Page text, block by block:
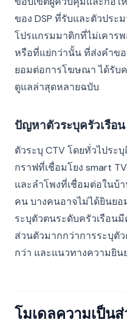
ของ DSP ที่รับและตัวประ
โปรแกรมมาติกที่ไม่เคาร
หรือที่แย่กว่านั้น ที่ส่งคำข
ยอมต่อการโฆษณา ได้รับ
ดูแลล่าสุดหลายฉบับ
ปัญหาตัวระบุครัวเรือน
ตัวระบุ CTV โดยทั่วไประ
กราฟที่เชื่อมโยง smart
และลำโพงที่เชื่อมต่อในบ้
คน บางคนอาจไม่ได้ยินยอ
ระบุตัวตนระดับครัวเรือน
ส่วนตัวมากกว่าการระบุตั
กว่า และแนวทางความยิ
โมเดลความเป็น